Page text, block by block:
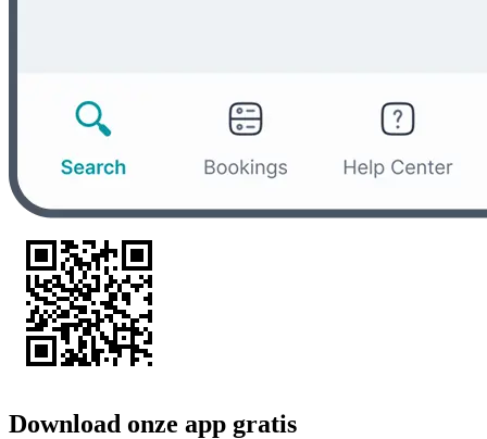
Download onze app gratis